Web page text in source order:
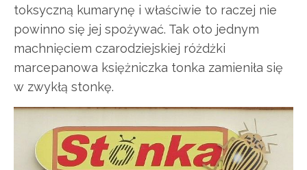
toksyczną kumarynę i właściwie to raczej nie
powinno się jej spożywać. Tak oto jednym
machnięciem czarodziejskiej różdżki
marcepanowa księżniczka tonka zamieniła się
w zwykłą stonkę.